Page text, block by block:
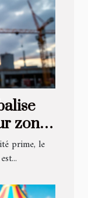
zones
prime, le